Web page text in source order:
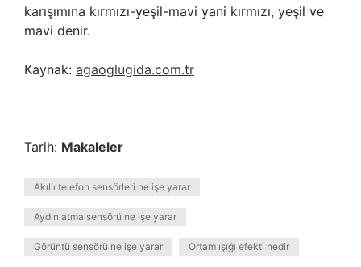
karışımına kırmızı-yeşil-mavi yani kırmızı, yeşil ve
mavi denir.
Kaynak: agaoglugida.com.tr
Tarih: Makaleler
Akıllı telefon sensörleri ne işe yarar
Aydınlatma sensörü ne işe yarar
Görüntü sensörü ne işe yarar Ortam ışığı efekti nedir